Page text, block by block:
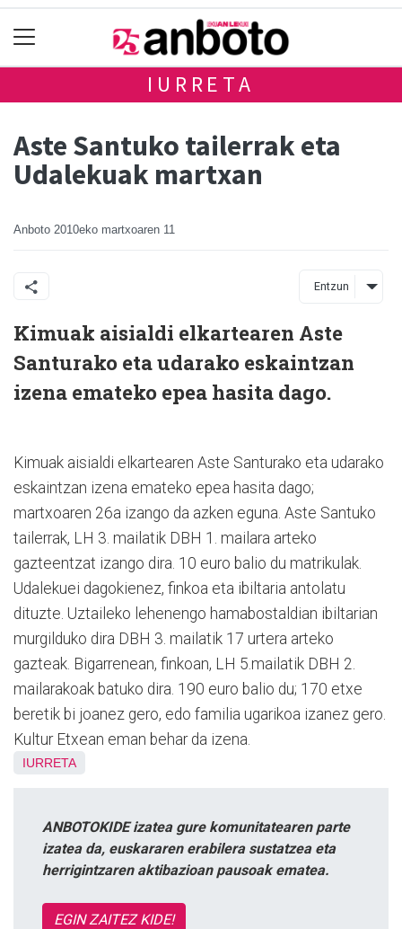
IURRETA
Aste Santuko tailerrak eta
Udalekuak martxan
Anboto 2010eko martxoaren 11
Entzun
Kimuak aisialdi elkartearen Aste
Santurako eta udarako eskaintzan
izena emateko epea hasita dago.
Kimuak aisialdi elkartearen Aste Santurako eta udarako
eskaintzan izena emateko epea hasita dago;
martxoaren 26a izango da azken eguna. Aste Santuko
tailerrak, LH 3. mailatik DBH 1. mailara arteko
gazteentzat izango dira. 10 euro balio du matrikulak.
Udalekuei dagokienez, finkoa eta ibiltaria antolatu
dituzte. Uztaileko lehenengo hamabostaldian ibiltarian
murgilduko dira DBH 3. mailatik 17 urtera arteko
gazteak. Bigarrenean, finkoan, LH 5.mailatik DBH 2.
mailarakoak batuko dira. 190 euro balio du; 170 etxe
beretik bi joanez gero, edo familia ugarikoa izanez gero.
Kultur Etxean eman behar da izena.
IURRETA
ANBOTOKIDE izatea gure komunitatearen parte
izatea da, euskararen erabilera sustatzea eta
herrigintzaren aktibazioan pausoak ematea.
EGIN ZAITEZ KIDE!